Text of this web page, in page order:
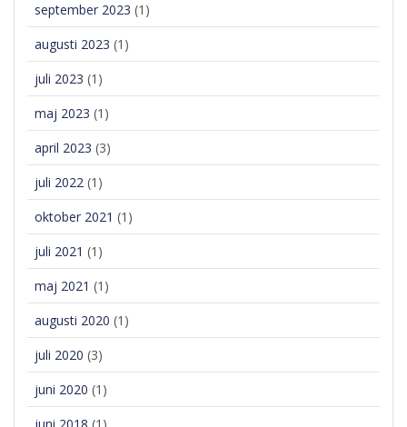
september 2023 (1)
augusti 2023 (1)
juli 2023 (1)
maj 2023 (1)
april 2023 (3)
juli 2022 (1)
oktober 2021 (1)
juli 2021 (1)
maj 2021 (1)
augusti 2020 (1)
juli 2020 (3)
juni 2020 (1)